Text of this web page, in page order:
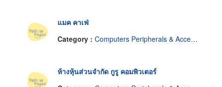
แมค คาเฟ่
Category : Computers Peripherals & Accessories-Dealers
ห้างหุ้นส่วนจำกัด กูรู คอมพิวเตอร์